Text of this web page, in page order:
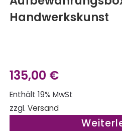
Handwerkskunst
135,00 €
Enthält 19% MwSt
zzgl. Versand